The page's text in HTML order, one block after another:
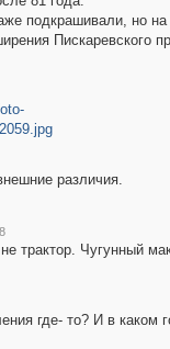
подкрашивали, но
Пискаревского
различия.
трактор. Чугунный
где- то? И в каком